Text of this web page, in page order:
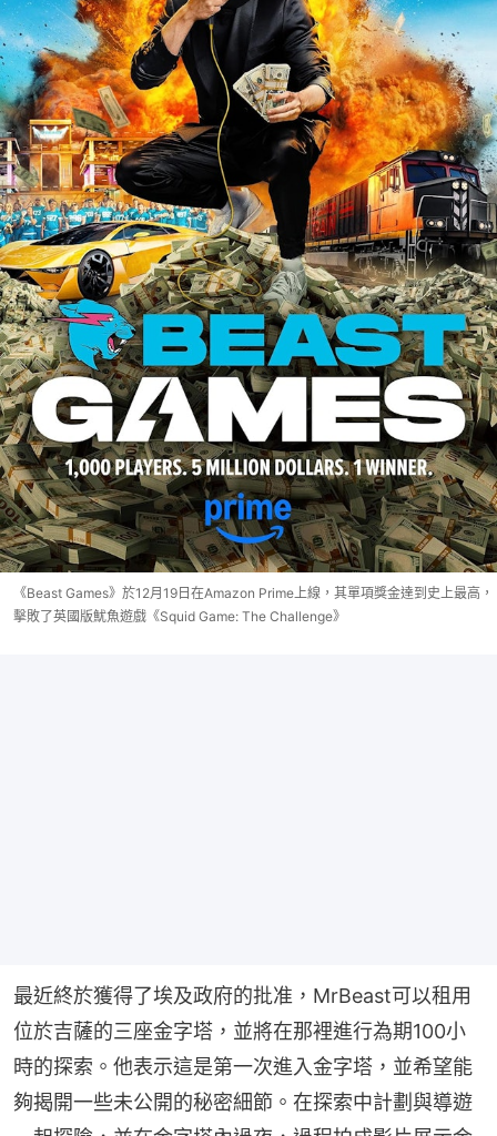
《Beast Games》於12月19日在Amazon Prime上線，其單項獎金達到史上最高，
擊敗了英國版魷魚遊戲《Squid Game: The Challenge》
最近終於獲得了埃及政府的批准，MrBeast可以租用
位於吉薩的三座金字塔，並將在那裡進行為期100小
時的探索。他表示這是第一次進入金字塔，並希望能
夠揭開一些未公開的秘密細節。在探索中計劃與導遊